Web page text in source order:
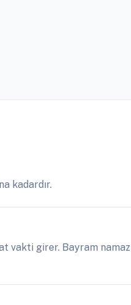
kadardır.
vakti girer. Bayram